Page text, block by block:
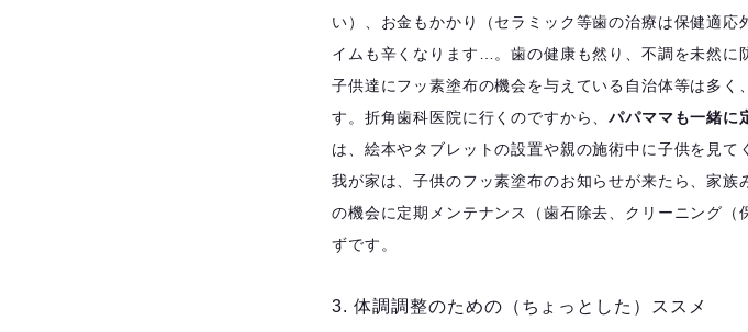
い）、お金もかかり（セラミック等歯の治療は保健適
イムも辛くなります…。歯の健康も然り、不調を未然に
子供達にフッ素塗布の機会を与えている自治体等は多
す。折角歯科医院に行くのですから、パパママも一緒に
は、絵本やタブレットの設置や親の施術中に子供を見て
我が家は、子供のフッ素塗布のお知らせが来たら、家
の機会に定期メンテナンス（歯石除去、クリーニング
ずです。
3. 体調調整のための（ちょっとした）ススメ